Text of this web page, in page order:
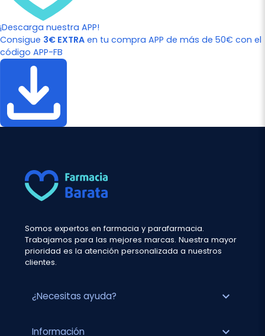
¡Descarga nuestra APP!
Consigue 3€ EXTRA en tu compra APP de más de 50€ con el
código APP-FB
Somos expertos en farmacia y parafarmacia.
Trabajamos para las mejores marcas. Nuestra mayor
prioridad es la atención personalizada a nuestros
clientes.
¿Necesitas ayuda? expand_more
Información expand_more